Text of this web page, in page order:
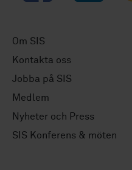
Om SIS
Kontakta oss
Jobba på SIS
Medlem
Nyheter och Press
SIS Konferens & möten